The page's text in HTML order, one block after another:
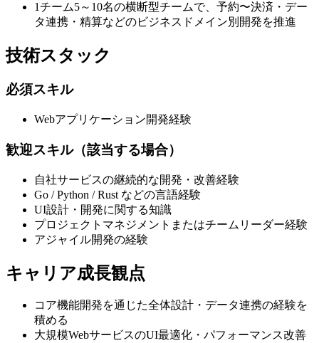
1チーム5～10名の横断型チームで、予約〜決済・デー
タ連携・精算などのビジネスドメイン別開発を推進
技術スタック
必須スキル
Webアプリケーション開発経験
歓迎スキル（該当する場合）
自社サービスの継続的な開発・改善経験
Go / Python / Rust などの言語経験
UI設計・開発に関する知識
プロジェクトマネジメントまたはチームリーダー経験
アジャイル開発の経験
キャリア成長観点
コア機能開発を通じた全体設計・データ連携の経験を
積める
大規模WebサービスのUI最適化・パフォーマンス改善